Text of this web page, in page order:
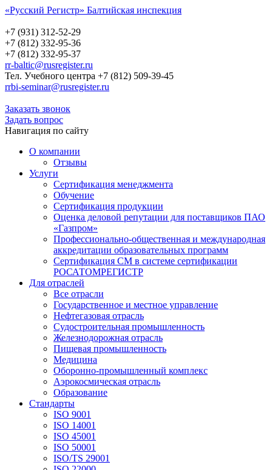
«Русский Регистр» Балтийская инспекция
+7 (931) 312-52-29
+7 (812) 332-95-36
+7 (812) 332-95-37
rr-baltic@rusregister.ru
Тел. Учебного центра +7 (812) 509-39-45
rrbi-seminar@rusregister.ru
Заказать звонок
Задать вопрос
Навигация по сайту
О компании
Отзывы
Услуги
Сертификация менеджмента
Обучение
Сертификация продукции
Оценка деловой репутации для поставщиков ПАО
«Газпром»
Профессионально-общественная и международная
аккредитации образовательных программ
Сертификация СМ в системе сертификации
РОСАТОМРЕГИСТР
Для отраслей
Все отрасли
Государственное и местное управление
Нефтегазовая отрасль
Судостроительная промышленность
Железнодорожная отрасль
Пищевая промышленность
Медицина
Оборонно-промышленный комплекс
Аэрокосмическая отрасль
Образование
Стандарты
ISO 9001
ISO 14001
ISO 45001
ISO 50001
ISO/TS 29001